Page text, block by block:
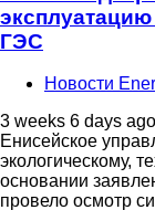
эксплуатацию
ГЭС
Новости
3 weeks 6 days ago
Енисейское
экологическому,
основании
провело осмотр